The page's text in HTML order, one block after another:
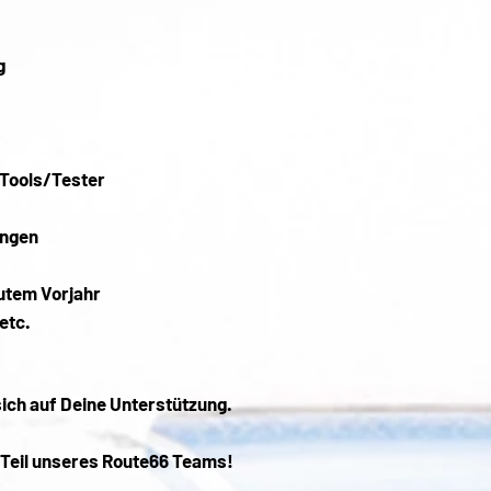
Tester
Vorjahr
auf Deine Unterstützung.
unseres Route66 Teams!